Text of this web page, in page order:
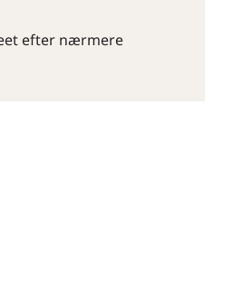
efter nærmere